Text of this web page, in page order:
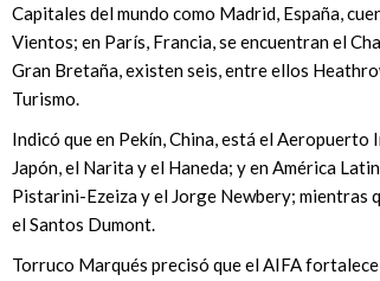
Capitales del mundo como Madrid, España,
Vientos; en París, Francia, se encuentran el
Gran Bretaña, existen seis, entre ellos
Turismo.
Indicó que en Pekín, China, está el
Japón, el Narita y el Haneda; y en América
Pistarini-Ezeiza y el Jorge Newbery; mientras
el Santos Dumont.
Torruco Marqués precisó que el AIFA